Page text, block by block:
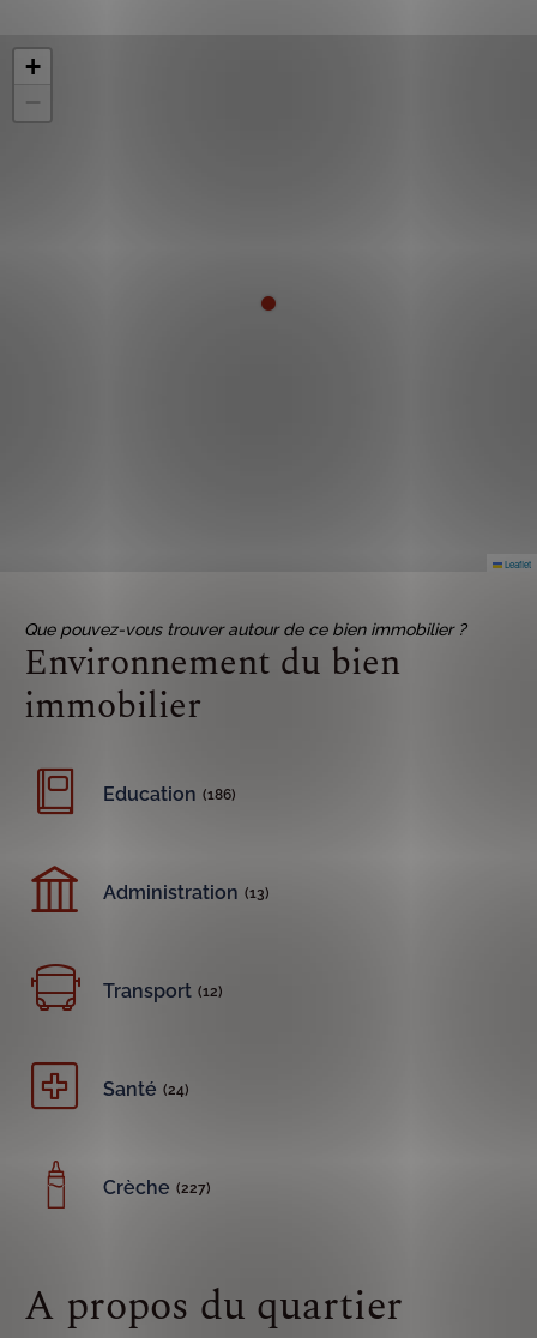
+
−
Leaflet
Que pouvez-vous trouver autour de ce bien immobilier ?
Environnement du bien
immobilier
Education (186)
Administration (13)
Transport (12)
Santé (24)
Crèche (227)
A propos du quartier